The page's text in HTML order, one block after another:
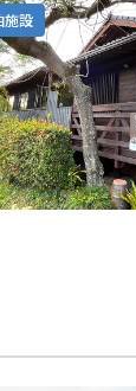
施設